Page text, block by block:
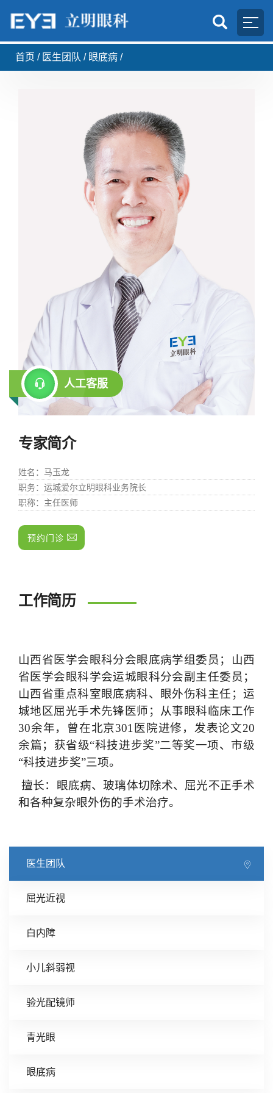
首页 / 医生团队 / 眼底病 /
医生团队
屈光近视
白内障
小儿斜弱视
验光配镜师
青光眼
眼底病
人工客服
专家简介
姓名 ：马玉龙
职务：运城爱尔立明眼科业务院长
职称：主任医师
预约门诊
工作简历
山西省医学会眼科分会眼底病学组委员；山西
省医学会眼科学会运城眼科分会副主任委员；
山西省重点科室眼底病科、眼外伤科主任；运
城地区屈光手术先锋医师；从事眼科临床工作
30余年，曾在北京301医院进修，发表论文20
余篇；获省级“科技进步奖”二等奖一项、市级
“科技进步奖”三项。
擅长： 眼底病、玻璃体切除术、屈光不正手术
和各种复杂眼外伤的手术治疗。